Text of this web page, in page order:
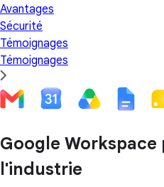
Avantages
Sécurité
Témoignages
Témoignages
Google
l'industrie